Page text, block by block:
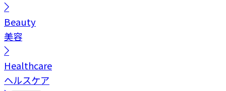
Beauty
美容
Healthcare
ヘルスケア